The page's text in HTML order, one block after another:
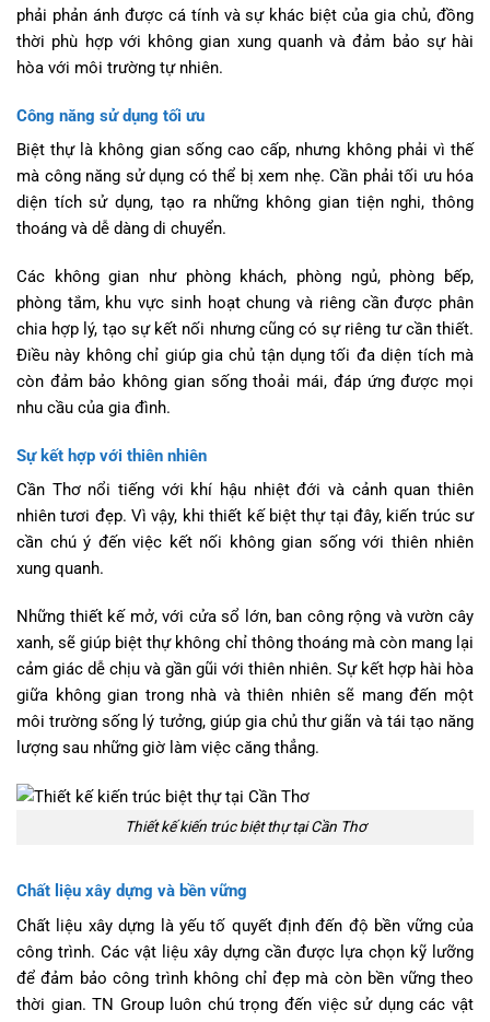
phải phản ánh được cá tính và sự khác biệt của gia chủ, đồng
thời phù hợp với không gian xung quanh và đảm bảo sự hài
hòa với môi trường tự nhiên.
Công năng sử dụng tối ưu
Biệt thự là không gian sống cao cấp, nhưng không phải vì thế
mà công năng sử dụng có thể bị xem nhẹ. Cần phải tối ưu hóa
diện tích sử dụng, tạo ra những không gian tiện nghi, thông
thoáng và dễ dàng di chuyển.
Các không gian như phòng khách, phòng ngủ, phòng bếp,
phòng tắm, khu vực sinh hoạt chung và riêng cần được phân
chia hợp lý, tạo sự kết nối nhưng cũng có sự riêng tư cần thiết.
Điều này không chỉ giúp gia chủ tận dụng tối đa diện tích mà
còn đảm bảo không gian sống thoải mái, đáp ứng được mọi
nhu cầu của gia đình.
Sự kết hợp với thiên nhiên
Cần Thơ nổi tiếng với khí hậu nhiệt đới và cảnh quan thiên
nhiên tươi đẹp. Vì vậy, khi thiết kế biệt thự tại đây, kiến trúc sư
cần chú ý đến việc kết nối không gian sống với thiên nhiên
xung quanh.
Những thiết kế mở, với cửa sổ lớn, ban công rộng và vườn cây
xanh, sẽ giúp biệt thự không chỉ thông thoáng mà còn mang lại
cảm giác dễ chịu và gần gũi với thiên nhiên. Sự kết hợp hài hòa
giữa không gian trong nhà và thiên nhiên sẽ mang đến một
môi trường sống lý tưởng, giúp gia chủ thư giãn và tái tạo năng
lượng sau những giờ làm việc căng thẳng.
Thiết kế kiến trúc biệt thự tại Cần Thơ
Chất liệu xây dựng và bền vững
Chất liệu xây dựng là yếu tố quyết định đến độ bền vững của
công trình. Các vật liệu xây dựng cần được lựa chọn kỹ lưỡng
để đảm bảo công trình không chỉ đẹp mà còn bền vững theo
thời gian. TN Group luôn chú trọng đến việc sử dụng các vật